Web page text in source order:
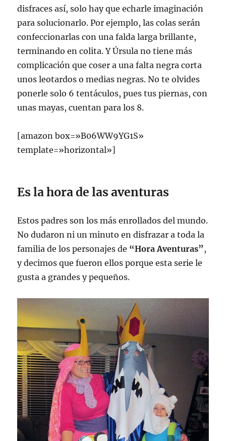
disfraces así, solo hay que echarle imaginación
para solucionarlo. Por ejemplo, las colas serán
confeccionarlas con una falda larga brillante,
terminando en colita. Y Úrsula no tiene más
complicación que coser a una falta negra corta
unos leotardos o medias negras. No te olvides
ponerle solo 6 tentáculos, pues tus piernas, con
unas mayas, cuentan para los 8.
[amazon box=»B06WW9YG1S»
template=»horizontal»]
Es la hora de las aventuras
Estos padres son los más enrollados del mundo.
No dudaron ni un minuto en disfrazar a toda la
familia de los personajes de “Hora Aventuras”,
y decimos que fueron ellos porque esta serie le
gusta a grandes y pequeños.